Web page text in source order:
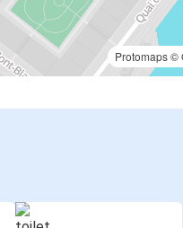
Protomaps©